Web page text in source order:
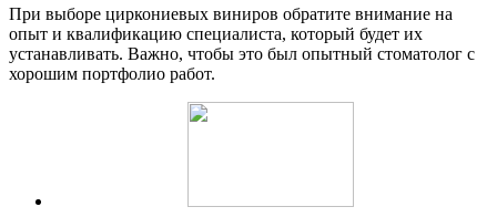
При выборе циркониевых виниров обратите внимание на
опыт и квалификацию специалиста, который будет их
устанавливать. Важно, чтобы это был опытный стоматолог с
хорошим портфолио работ.